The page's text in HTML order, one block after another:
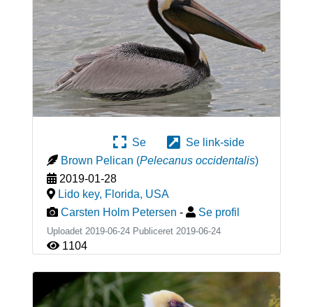
Se
Se link-side
Brown Pelican (Pelecanus occidentalis)
2019-01-28
Lido key, Florida, USA
Carsten Holm Petersen - Se profil
Uploadet 2019-06-24 Publiceret 2019-06-24
1104